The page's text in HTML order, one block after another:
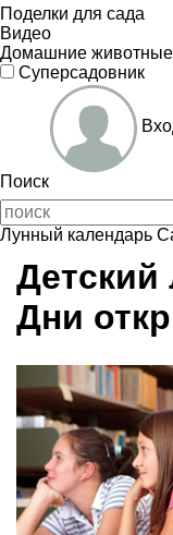
Поделки для сада
Видео
Домашние животные
Суперсадовник
Поиск
Лунный календарь
Детский
Дни